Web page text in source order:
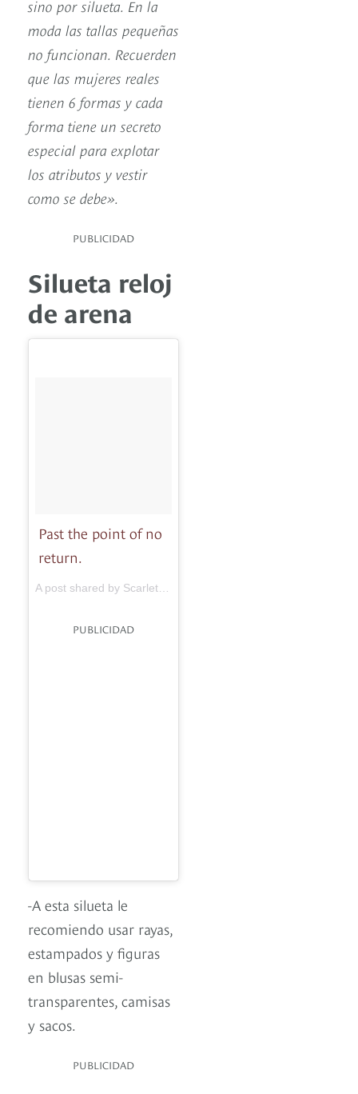
sino por silueta. En la
moda las tallas pequeñas
no funcionan. Recuerden
que las mujeres reales
tienen 6 formas y cada
forma tiene un secreto
especial para explotar
los atributos y vestir
como se debe».
PUBLICIDAD
Silueta reloj
de arena
Past the point of no
return.
PUBLICIDAD
-A esta silueta le
recomiendo usar rayas,
estampados y figuras
en blusas semi-
transparentes, camisas
y sacos.
PUBLICIDAD